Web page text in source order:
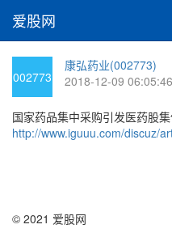
爱股网
002773
康弘药业(002773)
2018-12-09 06:05:46
国家药品集中采购引发医药股
http://www.iguuu.com/discuz/
© 2021 爱股网